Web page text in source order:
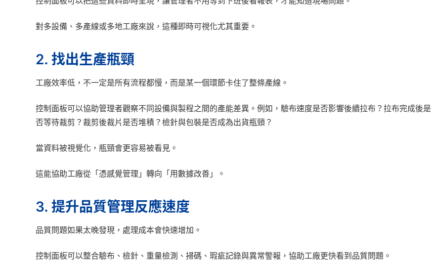
對多設備、多產線或多地工廠來說，這種即時可視化尤其重要。
2. 找出生產瓶頸
工廠效率低，不一定是所有流程都慢，而是某一個環節卡住了整條產線。
控制面板可以協助管理者觀察不同設備與製程之間的產能差異。例如，驗布速度是否影響後續拉布？拉布完成後是
否等待裁剪？裁剪後裁片是否堆積？檢針與包裝是否成為出貨瓶頸？
當資料被視覺化，瓶頸會更容易被看見。
這能協助工廠從「憑感覺管理」轉向「用數據改善」。
3. 提升品質管理反應速度
品質問題如果太晚發現，處理成本會快速增加。
控制面板可以整合驗布、檢針、重量檢測、掃碼、瑕疵記錄與異常警報，協助工廠更快看到品質問題。